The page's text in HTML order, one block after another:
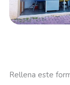
Rellena este